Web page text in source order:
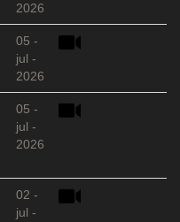
2026
05 -
jul -
2026
05 -
jul -
2026
02 -
jul -